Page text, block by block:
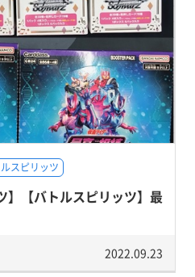
スピリッツ
】【バトルスピリッツ】最
2022.09.23